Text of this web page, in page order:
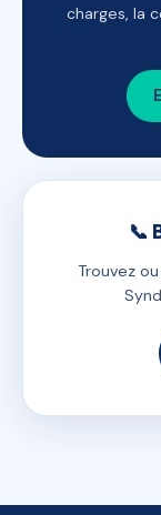
charges, la
📞
Trouvez